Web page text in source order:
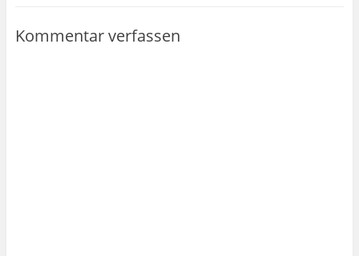
Kommentar verfassen